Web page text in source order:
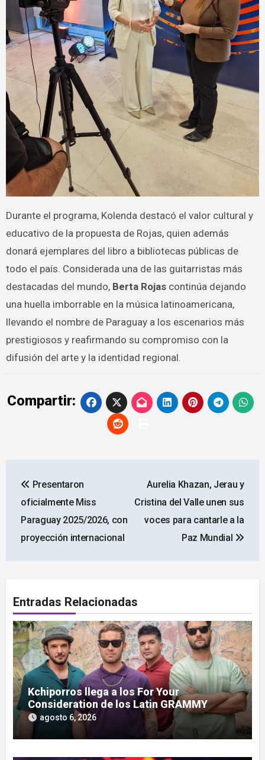
Durante el programa, Kolenda destacó el valor cultural y
educativo de la propuesta de Rojas, quien además
donará ejemplares del libro a bibliotecas públicas de
todo el país. Considerada una de las guitarristas más
destacadas del mundo, Berta Rojascontinúa dejando
una huella imborrable en la música latinoamericana,
llevando el nombre de Paraguay a los escenarios más
prestigiosos y reafirmando su compromiso con la
difusión del arte y la identidad regional.
Compartir:
de
entradas
Presentaron
oficialmente Miss
Paraguay 2025/2026, con
proyección internacional
Aurelia Khazan, Jerau y
Cristina del Valle unen sus
voces para cantarle a la
Paz Mundial
Entradas Relacionadas
Kchiporros llega a los For Your
Consideration de los Latin GRAMMY
agosto 6, 2026